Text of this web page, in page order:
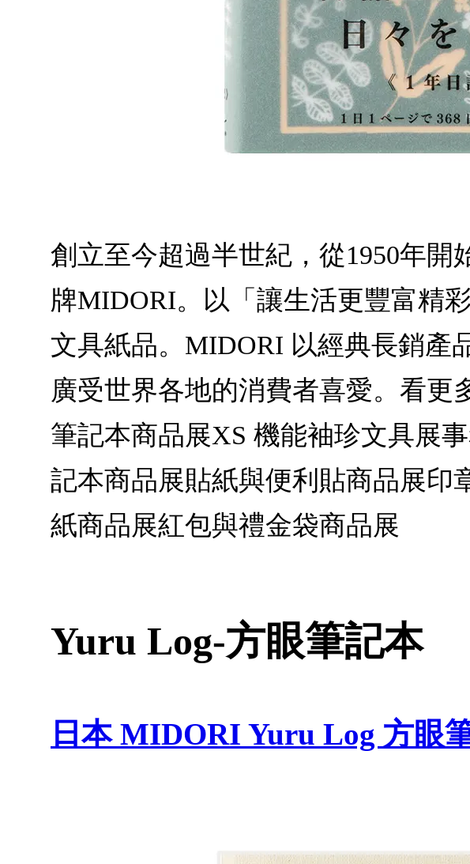
創立至今超過半世紀，從1950年
牌MIDORI。以「讓生活更豐富精
文具紙品。MIDORI 以經典長銷產
廣受世界各地的消費者喜愛。看更
筆記本商品展XS 機能袖珍文具展
記本商品展貼紙與便利貼商品展印
紙商品展紅包與禮金袋商品展
Yuru Log-方眼筆記本
日本 MIDORI Yuru Log 方眼